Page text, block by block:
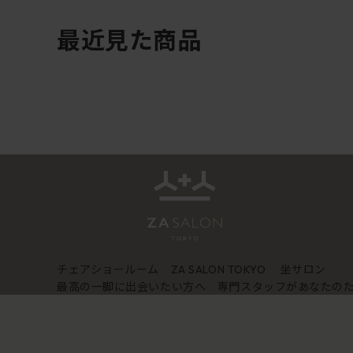
最近見た商品
チェアショールーム ZA SALON TOKYO
坐サロン
最高の一脚に出会いたい方へ 専門スタッフがあなたの